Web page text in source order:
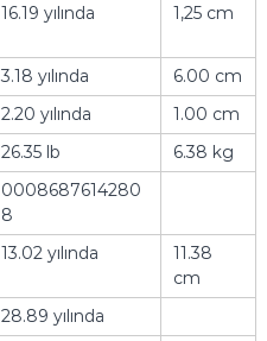
16.19 yılında 1,25 cm
3.18 yılında
6.00 cm
2.20 yılında
1.00 cm
26.35 lb
6.38 kg
0008687614280
8
13.02 yılında
11.38
cm
28.89 yılında